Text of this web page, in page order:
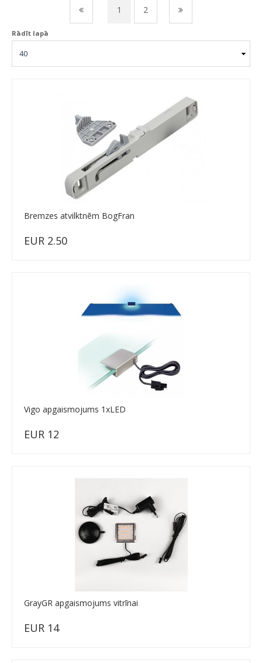
1 2
Rādīt lapā
Bremzes atvilktnēm BogFran
EUR 2.50
Vigo apgaismojums 1xLED
EUR 12
GrayGR apgaismojums vitrīnai
EUR 14